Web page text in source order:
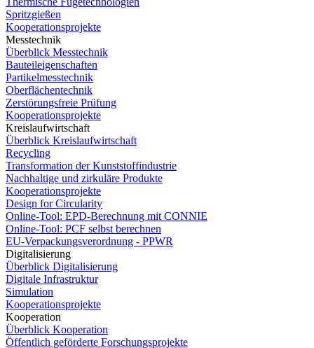
Spritzgießen
Kooperationsprojekte
Messtechnik
Überblick Messtechnik
Bauteileigenschaften
Partikelmesstechnik
Oberflächentechnik
Zerstörungsfreie Prüfung
Kooperationsprojekte
Kreislaufwirtschaft
Überblick Kreislaufwirtschaft
Recycling
Transformation der Kunststoffindustrie
Nachhaltige und zirkuläre Produkte
Kooperationsprojekte
Design for Circularity
Online-Tool: EPD-Berechnung mit CONNIE
Online-Tool: PCF selbst berechnen
EU-Verpackungsverordnung - PPWR
Digitalisierung
Überblick Digitalisierung
Digitale Infrastruktur
Simulation
Kooperationsprojekte
Kooperation
Überblick Kooperation
Öffentlich geförderte Forschungsprojekte